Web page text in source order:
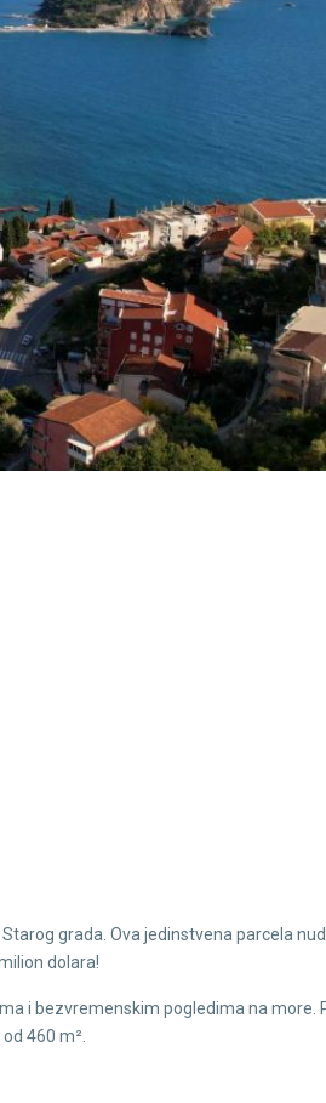
grada. Ova jedinstvena parcela
dolara!
i bezvremenskim pogledima na more.
460 m².